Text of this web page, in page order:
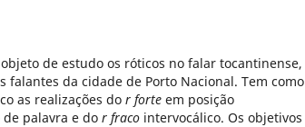
de estudo os róticos no falar tocantinense,
falantes da cidade de Porto Nacional. Tem como
as realizações do r forte em posição
palavra e do r fraco intervocálico. Os objetivos